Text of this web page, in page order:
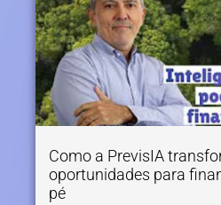
Como a PrevisIA
oportunidades para
pé